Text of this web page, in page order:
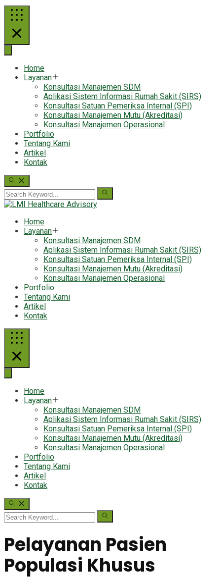
Home
Layanan
Konsultasi Manajemen SDM
Aplikasi Sistem Informasi Rumah Sakit (SIRS)
Konsultasi Satuan Pemeriksa Internal (SPI)
Konsultasi Manajemen Mutu (Akreditasi)
Konsultasi Manajemen Operasional
Portfolio
Tentang Kami
Artikel
Kontak
Home
Layanan
Konsultasi Manajemen SDM
Aplikasi Sistem Informasi Rumah Sakit (SIRS)
Konsultasi Satuan Pemeriksa Internal (SPI)
Konsultasi Manajemen Mutu (Akreditasi)
Konsultasi Manajemen Operasional
Portfolio
Tentang Kami
Artikel
Kontak
Home
Layanan
Konsultasi Manajemen SDM
Aplikasi Sistem Informasi Rumah Sakit (SIRS)
Konsultasi Satuan Pemeriksa Internal (SPI)
Konsultasi Manajemen Mutu (Akreditasi)
Konsultasi Manajemen Operasional
Portfolio
Tentang Kami
Artikel
Kontak
Pelayanan Pasien
Populasi Khusus